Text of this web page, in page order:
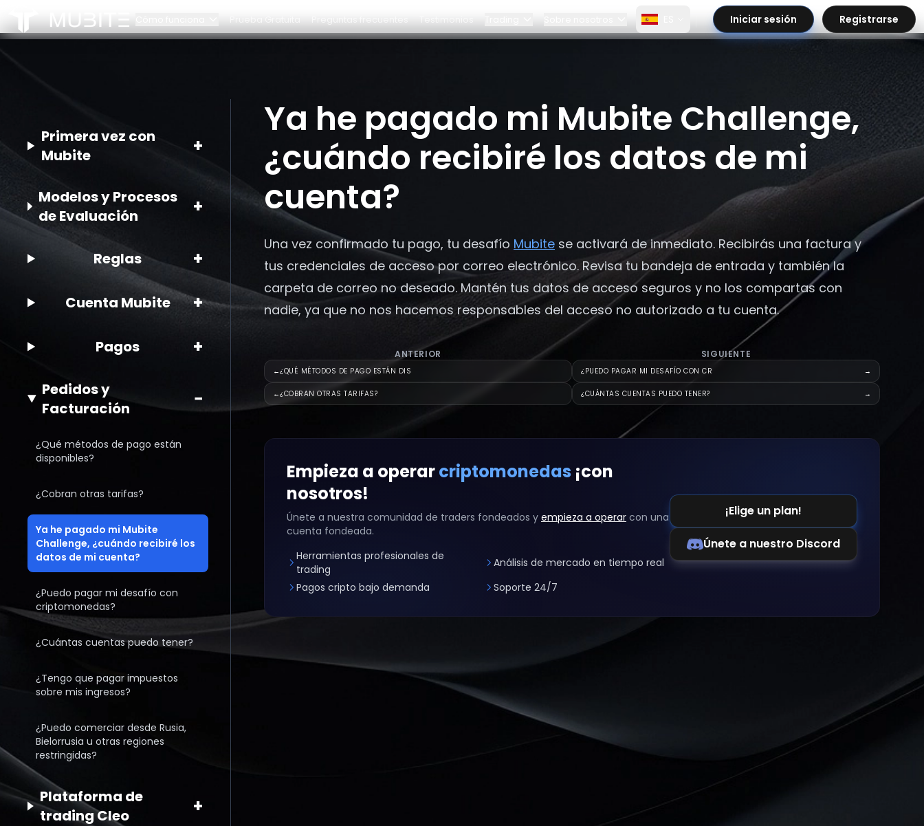
Prueba Gratuita Preguntas frecuentes Testimonios
Panel
¿Por qué Bybit?
Alianzas Alianzas
Iniciar sesión Registrarse
/
Ya he pagado mi Mubite Challenge, ¿cuándo recibiré los datos de mi cuenta?
Primera vez con
Mubite
+
Modelos y Procesos
de Evaluación
+
Reglas +
Cuenta Mubite +
Pagos +
Pedidos y
Facturación
−
¿Qué métodos de pago están
disponibles?
¿Cobran otras tarifas?
Ya he pagado mi Mubite
Challenge, ¿cuándo recibiré los
datos de mi cuenta?
¿Puedo pagar mi desafío con
criptomonedas?
¿Cuántas cuentas puedo tener?
¿Tengo que pagar impuestos
sobre mis ingresos?
¿Puedo comerciar desde Rusia,
Bielorrusia u otras regiones
restringidas?
Plataforma de
trading Cleo
+
Ya he pagado mi Mubite Challenge,
¿cuándo recibiré los datos de mi
cuenta?
Una vez confirmado tu pago, tu desafío Mubite se activará de inmediato. Recibirás una factura y
tus credenciales de acceso por correo electrónico. Revisa tu bandeja de entrada y también la
carpeta de correo no deseado. Mantén tus datos de acceso seguros y no los compartas con
nadie, ya que no nos hacemos responsables del acceso no autorizado a tu cuenta.
ANTERIOR
←¿QUÉ MÉTODOS DE PAGO ESTÁN DIS
←¿COBRAN OTRAS TARIFAS?
SIGUIENTE
¿PUEDO PAGAR MI DESAFÍO CON CR →
¿CUÁNTAS CUENTAS PUEDO TENER? →
Empieza a operarcriptomonedas ¡con
nosotros!
Únete a nuestra comunidad de traders fondeados y empieza a operar con una
cuenta fondeada.
Herramientas profesionales de
trading
Análisis de mercado en tiempo real
Pagos cripto bajo demanda
Soporte 24/7
¡Elige un plan!
Únete a nuestro Discord